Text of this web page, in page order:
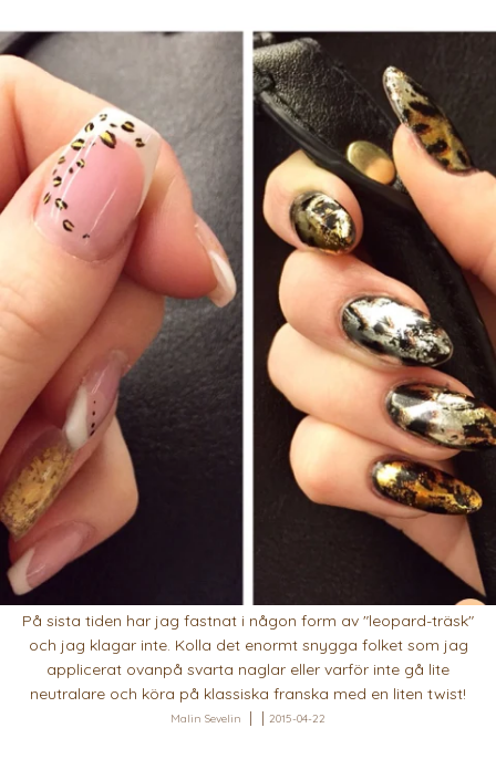
På sista tiden har jag fastnat i någon form av "leopard-träsk"
och jag klagar inte. Kolla det enormt snygga folket som jag
applicerat ovanpå svarta naglar eller varför inte gå lite
neutralare och köra på klassiska franska med en liten twist!
Malin Sevelin 2015-04-22